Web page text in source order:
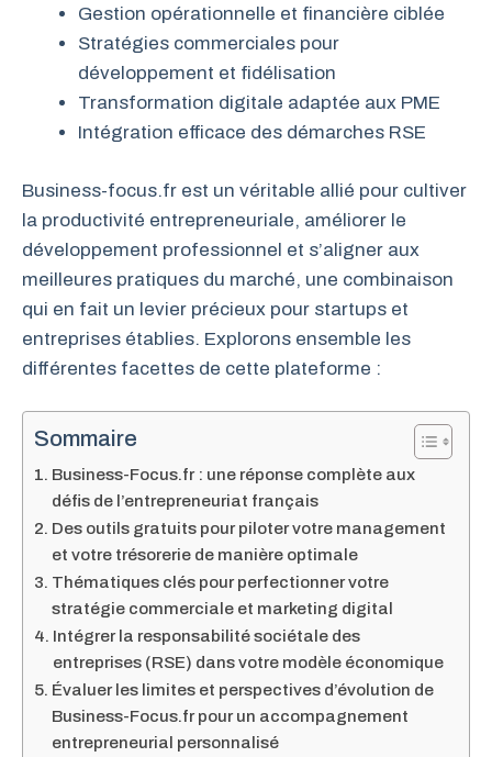
Gestion opérationnelle et financière ciblée
Stratégies commerciales pour
développement et fidélisation
Transformation digitale adaptée aux PME
Intégration efficace des démarches RSE
Business-focus.fr est un véritable allié pour cultiver
la productivité entrepreneuriale, améliorer le
développement professionnel et s’aligner aux
meilleures pratiques du marché, une combinaison
qui en fait un levier précieux pour startups et
entreprises établies. Explorons ensemble les
différentes facettes de cette plateforme :
Sommaire
Business-Focus.fr : une réponse complète aux
défis de l’entrepreneuriat français
Des outils gratuits pour piloter votre management
et votre trésorerie de manière optimale
Thématiques clés pour perfectionner votre
stratégie commerciale et marketing digital
Intégrer la responsabilité sociétale des
entreprises (RSE) dans votre modèle économique
Évaluer les limites et perspectives d’évolution de
Business-Focus.fr pour un accompagnement
entrepreneurial personnalisé